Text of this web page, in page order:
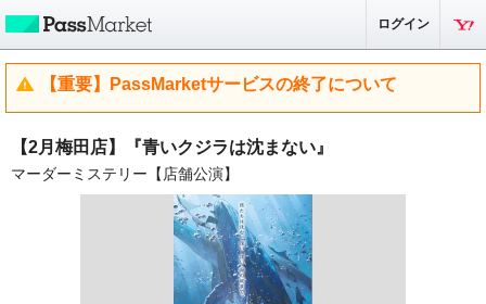
ログイン
【重要】PassMarketサービスの終了について
【2月梅田店】『青いクジラは沈まない』
マーダーミステリー【店舗公演】